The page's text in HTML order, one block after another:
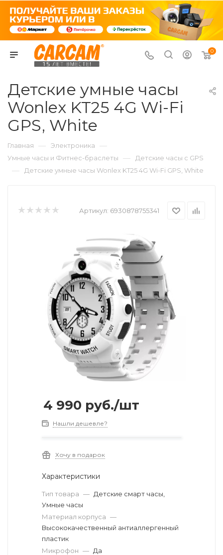
0
Детские умные часы
Wonlex KT25 4G Wi-Fi
GPS, White
Главная — Электроника —
Умные часы и Фитнес-браслеты — Детские часы с GPS
— Детские умные часы Wonlex KT25 4G Wi-Fi GPS, White
Артикул: 6930878755341
4 990 руб./шт
Нашли дешевле?
Хочу в подарок
Характеристики
Тип товара — Детские смарт часы,
Умные часы
Материал корпуса —
Высококачественный антиаллергенный
пластик
Микрофон — Да